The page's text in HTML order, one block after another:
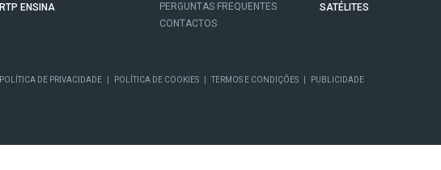
RTP ENSINA
PERGUNTAS FREQUENTES
CONTACTOS
SATÉLITES
POLÍTICA DE PRIVACIDADE POLÍTICA DE COOKIES TERMOS E CONDIÇÕES PUBLICIDADE